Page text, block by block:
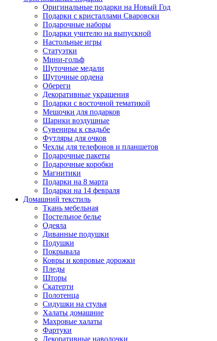
Оригинальные подарки на Новый Год
Подарки с кристаллами Сваровски
Подарочные наборы
Подарки учителю на выпускной
Настольные игры
Статуэтки
Мини-гольф
Шуточные медали
Шуточные ордена
Обереги
Декоративные украшения
Подарки с восточной тематикой
Мешочки для подарков
Шарики воздушные
Сувениры к свадьбе
Футляры для очков
Чехлы для телефонов и планшетов
Подарочные пакеты
Подарочные коробки
Магнитики
Подарки на 8 марта
Подарки на 14 февраля
Домашний текстиль
Ткань мебельная
Постельное белье
Одеяла
Диванные подушки
Подушки
Покрывала
Ковры и ковровые дорожки
Пледы
Шторы
Скатерти
Полотенца
Сидушки на стулья
Халаты домашние
Махровые халаты
Фартуки
Декоративные наволочки